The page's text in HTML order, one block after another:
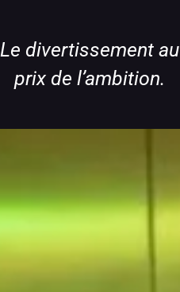
Le divertissement au
prix de l’ambition.